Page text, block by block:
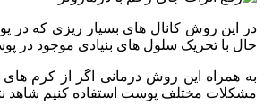
در این روش کانال های بسیار ریزی که در
حال با تحریک سلول های بنیادی موجود در
مشکلات مختلف پوست استفاده کنیم شاهد